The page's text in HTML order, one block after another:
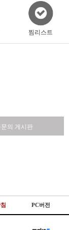
찜리스트
의 게시판
PC버전